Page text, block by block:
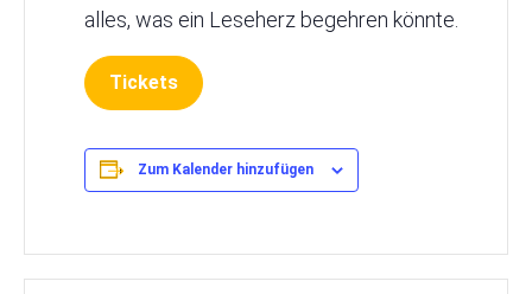
alles, was ein Leseherz begehren könnte.
Tickets
Zum Kalender hinzufügen